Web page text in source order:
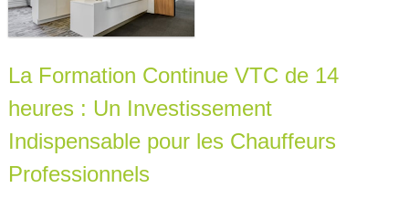
La Formation Continue VTC de 14
heures : Un Investissement
Indispensable pour les Chauffeurs
Professionnels